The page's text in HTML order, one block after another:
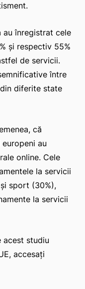
au înregistrat cele
și respectiv 55%
de servicii.
între
diferite state
că
au
online. Cele
la servicii
sport (30%),
la servicii
acest studiu
accesați